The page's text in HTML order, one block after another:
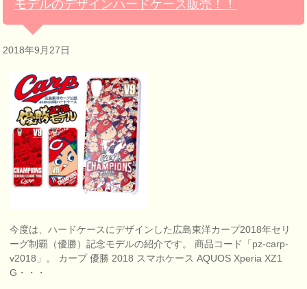
モデルのデザインハードケース販売！！
2018年9月27日
今度は、ハードケースにデザインした広島東洋カープ2018年セリ
ーグ制覇（優勝）記念モデルの紹介です。 商品コード「pz-carp-
v2018」。 カープ 優勝 2018 スマホケース AQUOS Xperia XZ1
G・・・